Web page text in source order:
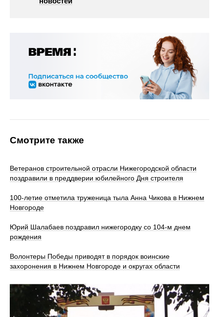
Смотрите также
Ветеранов строительной отрасли Нижегородской области
поздравили в преддверии юбилейного Дня строителя
100‑летие отметила труженица тыла Анна Чикова в Нижнем
Новгороде
Юрий Шалабаев поздравил нижегородку со 104-м днем
рождения
Волонтеры Победы приводят в порядок воинские
захоронения в Нижнем Новгороде и округах области